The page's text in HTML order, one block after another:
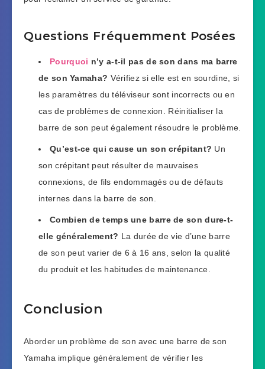
Questions Fréquemment Posées
Pourquoi n’y a-t-il pas de son dans ma barre
de son Yamaha? Vérifiez si elle est en sourdine, si
les paramètres du téléviseur sont incorrects ou en
cas de problèmes de connexion. Réinitialiser la
barre de son peut également résoudre le problème.
Qu’est-ce qui cause un son crépitant? Un
son crépitant peut résulter de mauvaises
connexions, de fils endommagés ou de défauts
internes dans la barre de son.
Combien de temps une barre de son dure-t-
elle généralement? La durée de vie d’une barre
de son peut varier de 6 à 16 ans, selon la qualité
du produit et les habitudes de maintenance.
Conclusion
Aborder un problème de son avec une barre de son
Yamaha implique généralement de vérifier les